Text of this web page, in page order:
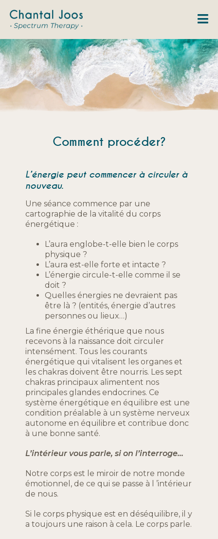
Comment procéder?
L’énergie peut commencer à circuler à
nouveau.
Une séance commence par une
cartographie de la vitalité du corps
énergétique :
L’aura englobe-t-elle bien le corps
physique ?
L’aura est-elle forte et intacte ?
L’énergie circule-t-elle comme il se
doit ?
Quelles énergies ne devraient pas
être là ? (entités, énergie d’autres
personnes ou lieux…)
La fine énergie éthérique que nous
recevons à la naissance doit circuler
intensément. Tous les courants
énergétique qui vitalisent les organes et
les chakras doivent être nourris. Les sept
chakras principaux alimentent nos
principales glandes endocrines. Ce
système énergétique en équilibre est une
condition préalable à un système nerveux
autonome en équilibre et contribue donc
à une bonne santé.
L’intérieur vous parle, si on l’interroge…
Notre corps est le miroir de notre monde
émotionnel, de ce qui se passe à l ’intérieur
de nous.
Si le corps physique est en déséquilibre, il y
a toujours une raison à cela. Le corps parle.